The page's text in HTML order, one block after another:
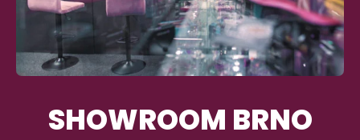
Garance vrácení peněz
Máte30 dnína bezplatné vrácení zboží
SHOWROOM BRNO